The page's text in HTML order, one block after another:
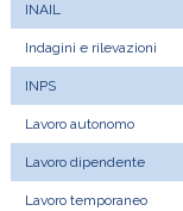
INAIL
Indagini e rilevazioni
INPS
Lavoro autonomo
Lavoro dipendente
Lavoro temporaneo